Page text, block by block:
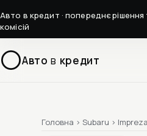
Авто в кредит · попереднє
комісій
Авто в кредит
Головна › Subaru › Impreza